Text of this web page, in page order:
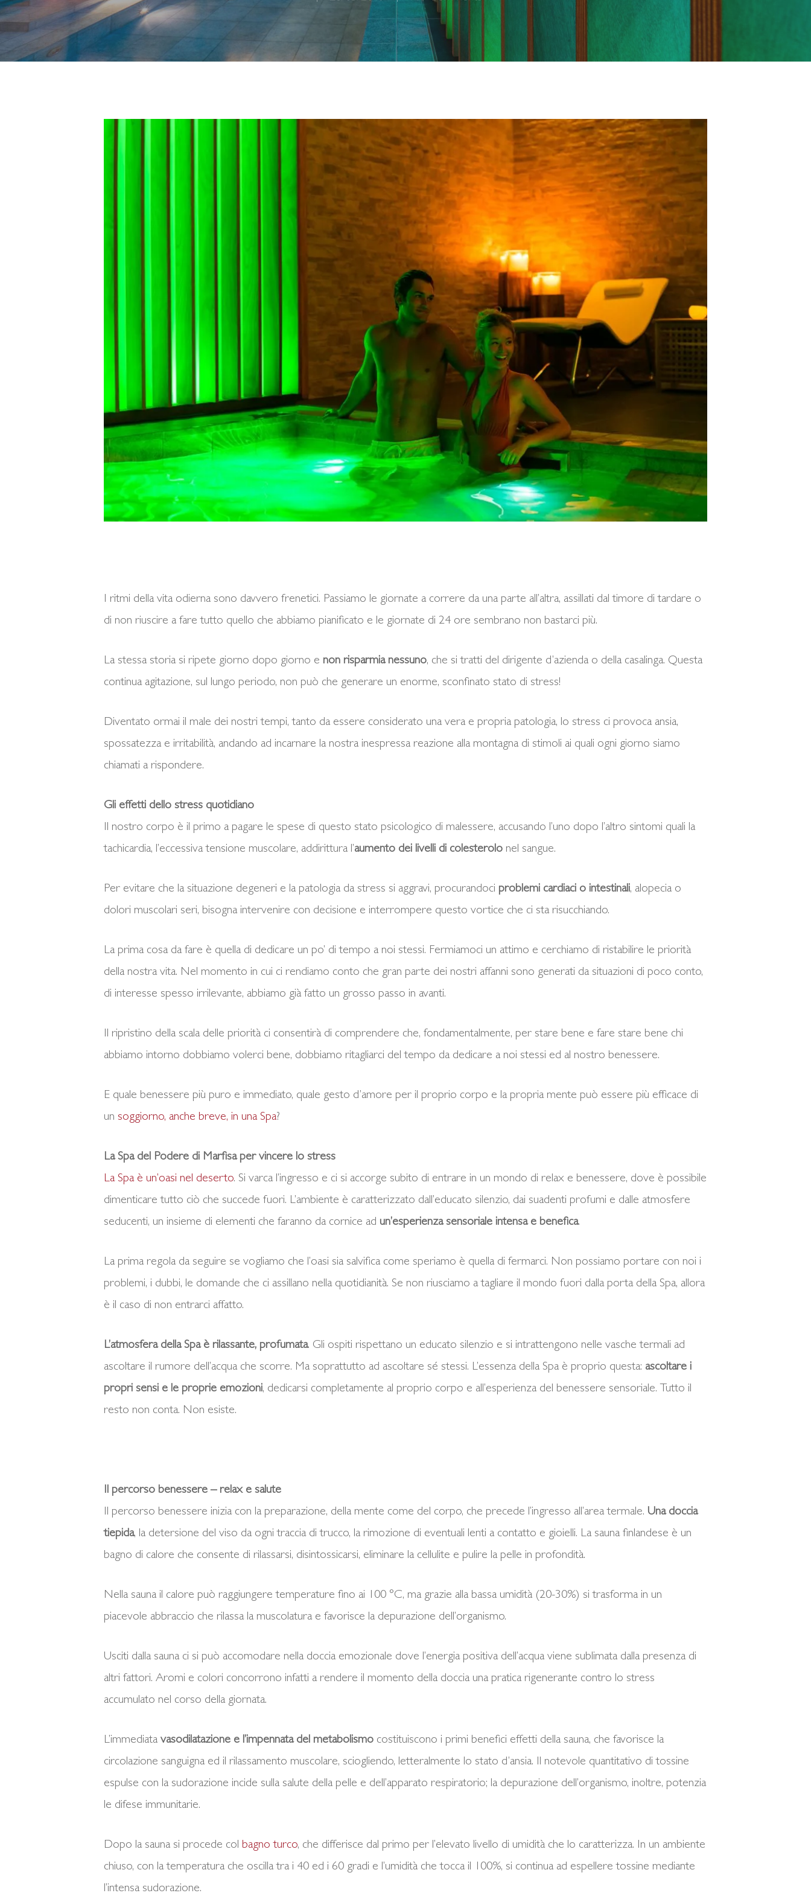
I ritmi della vita odierna sono davvero frenetici. Passiamo le giornate a correre da una parte all’altra, assillati dal timore di tardare o
di non riuscire a fare tutto quello che abbiamo pianificato e le giornate di 24 ore sembrano non bastarci più.
La stessa storia si ripete giorno dopo giorno e non risparmia nessuno, che si tratti del dirigente d’azienda o della casalinga. Questa
continua agitazione, sul lungo periodo, non può che generare un enorme, sconfinato stato di stress!
Diventato ormai il male dei nostri tempi, tanto da essere considerato una vera e propria patologia, lo stress ci provoca ansia,
spossatezza e irritabilità, andando ad incarnare la nostra inespressa reazione alla montagna di stimoli ai quali ogni giorno siamo
chiamati a rispondere.
Gli effetti dello stress quotidiano
Il nostro corpo è il primo a pagare le spese di questo stato psicologico di malessere, accusando l’uno dopo l’altro sintomi quali la
tachicardia, l’eccessiva tensione muscolare, addirittura l’aumento dei livelli di colesterolo nel sangue.
Per evitare che la situazione degeneri e la patologia da stress si aggravi, procurandoci problemi cardiaci o intestinali, alopecia o
dolori muscolari seri, bisogna intervenire con decisione e interrompere questo vortice che ci sta risucchiando.
La prima cosa da fare è quella di dedicare un po’ di tempo a noi stessi. Fermiamoci un attimo e cerchiamo di ristabilire le priorità
della nostra vita. Nel momento in cui ci rendiamo conto che gran parte dei nostri affanni sono generati da situazioni di poco conto,
di interesse spesso irrilevante, abbiamo già fatto un grosso passo in avanti.
Il ripristino della scala delle priorità ci consentirà di comprendere che, fondamentalmente, per stare bene e fare stare bene chi
abbiamo intorno dobbiamo volerci bene, dobbiamo ritagliarci del tempo da dedicare a noi stessi ed al nostro benessere.
E quale benessere più puro e immediato, quale gesto d’amore per il proprio corpo e la propria mente può essere più efficace di
un soggiorno, anche breve, in una Spa?
La Spa del Podere di Marfisa per vincere lo stress
La Spa è un’oasi nel deserto. Si varca l’ingresso e ci si accorge subito di entrare in un mondo di relax e benessere, dove è possibile
dimenticare tutto ciò che succede fuori. L’ambiente è caratterizzato dall’educato silenzio, dai suadenti profumi e dalle atmosfere
seducenti, un insieme di elementi che faranno da cornice ad un’esperienza sensoriale intensa e benefica.
La prima regola da seguire se vogliamo che l’oasi sia salvifica come speriamo è quella di fermarci. Non possiamo portare con noi i
problemi, i dubbi, le domande che ci assillano nella quotidianità. Se non riusciamo a tagliare il mondo fuori dalla porta della Spa, allora
è il caso di non entrarci affatto.
L’atmosfera della Spa è rilassante, profumata. Gli ospiti rispettano un educato silenzio e si intrattengono nelle vasche termali ad
ascoltare il rumore dell’acqua che scorre. Ma soprattutto ad ascoltare sé stessi. L’essenza della Spa è proprio questa: ascoltare i
propri sensi e le proprie emozioni, dedicarsi completamente al proprio corpo e all’esperienza del benessere sensoriale. Tutto il
resto non conta. Non esiste.
Il percorso benessere – relax e salute
Il percorso benessere inizia con la preparazione, della mente come del corpo, che precede l’ingresso all’area termale. Una doccia
tiepida, la detersione del viso da ogni traccia di trucco, la rimozione di eventuali lenti a contatto e gioielli. La sauna finlandese è un
bagno di calore che consente di rilassarsi, disintossicarsi, eliminare la cellulite e pulire la pelle in profondità.
Nella sauna il calore può raggiungere temperature fino ai 100 °C, ma grazie alla bassa umidità (20-30%) si trasforma in un
piacevole abbraccio che rilassa la muscolatura e favorisce la depurazione dell’organismo.
Usciti dalla sauna ci si può accomodare nella doccia emozionale dove l’energia positiva dell’acqua viene sublimata dalla presenza di
altri fattori. Aromi e colori concorrono infatti a rendere il momento della doccia una pratica rigenerante contro lo stress
accumulato nel corso della giornata.
L’immediata vasodilatazione e l’impennata del metabolismo costituiscono i primi benefici effetti della sauna, che favorisce la
circolazione sanguigna ed il rilassamento muscolare, sciogliendo, letteralmente lo stato d’ansia. Il notevole quantitativo di tossine
espulse con la sudorazione incide sulla salute della pelle e dell’apparato respiratorio; la depurazione dell’organismo, inoltre, potenzia
le difese immunitarie.
Dopo la sauna si procede col bagno turco, che differisce dal primo per l’elevato livello di umidità che lo caratterizza. In un ambiente
chiuso, con la temperatura che oscilla tra i 40 ed i 60 gradi e l’umidità che tocca il 100%, si continua ad espellere tossine mediante
l’intensa sudorazione.